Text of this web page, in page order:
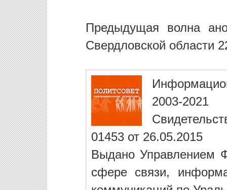
Предыдущая волна
Свердловской области
2003-2021
01453 от 26.05.2015
Выдано Управлением
сфере связи,